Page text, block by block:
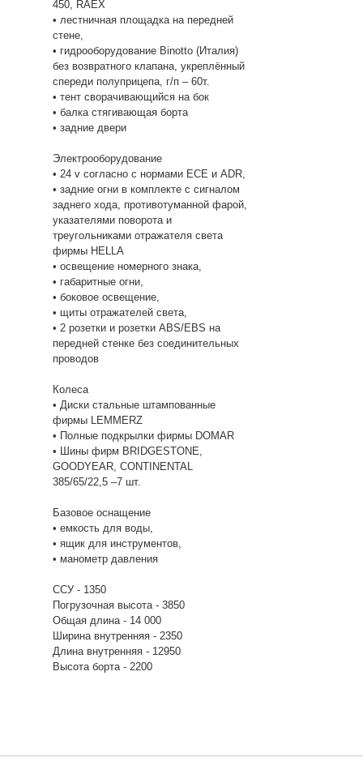
450, RAEX
• лестничная площадка на передней
стене,
• гидрооборудование Binotto (Италия)
без возвратного клапана, укреплённый
спереди полуприцепа, г/п – 60т.
• тент сворачивающийся на бок
• балка стягивающая борта
• задние двери
Электрооборудование
• 24 v согласно с нормами ECE и ADR,
• задние огни в комплекте с сигналом
заднего хода, противотуманной фарой,
указателями поворота и
треугольниками отражателя света
фирмы HELLA
• освещение номерного знака,
• габаритные огни,
• боковое освещение,
• щиты отражателей света,
• 2 розетки и розетки ABS/EBS на
передней стенке без соединительных
проводов
Колеса
• Диски стальные штампованные
фирмы LEMMERZ
• Полные подкрылки фирмы DOMAR
• Шины фирм BRIDGESTONE,
GOODYEAR, CONTINENTAL
385/65/22,5 –7 шт.
Базовое оснащение
• емкость для воды,
• ящик для инструментов,
• манометр давления
ССУ - 1350
Погрузочная высота - 3850
Общая длина - 14 000
Ширина внутренняя - 2350
Длина внутренняя - 12950
Высота борта - 2200